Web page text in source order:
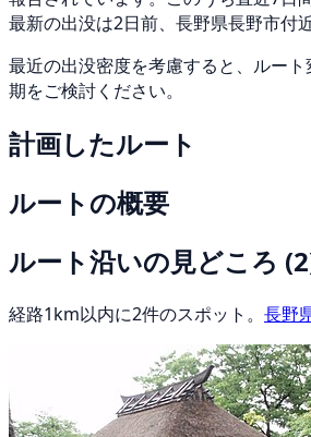
最新の出没は2日前、長野県長野市付
最近の出没密度を考慮すると、ルー
期をご検討ください。
計画したルート
ルートの概要
ルート沿いの見どころ
経路1km以内に2件のスポット。 長野